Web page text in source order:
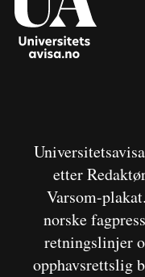
etter
Varsom-
norske
retningslinjer
opphavsrettslig